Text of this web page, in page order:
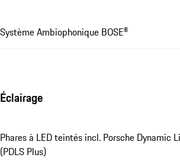
Système Ambiophonique BOSE®
Éclairage
Phares à LED teintés incl. Porsche Dynamic
(PDLS Plus)